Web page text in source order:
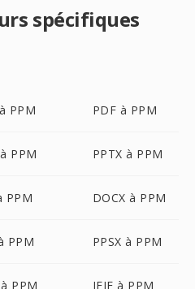
spécifiques
PPM PDF à PPM
PPM PPTX à PPM
PPM DOCX à PPM
PPM PPSX à PPM
PPM JFIF à PPM